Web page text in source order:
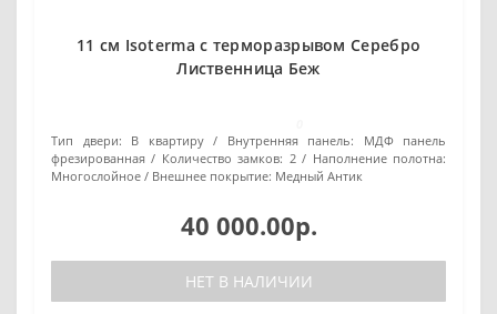
11 см Isoterma с терморазрывом Серебро
Лиственница Беж
Тип двери:
В квартиру Внутренняя панель:
МДФ панель
фрезированная
Количество замков: 2
Наполнение полотна:
Многослойное
Внешнее покрытие: Медный Антик
40 000.00р.
НЕТ В НАЛИЧИИ